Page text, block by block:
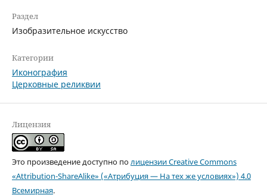
Раздел
Изобразительное искусство
Категории
Иконография
Церковные реликвии
Лицензия
Это произведение доступно по лицензии Creative Commons
«Attribution-ShareAlike» («Атрибуция — На тех же условиях») 4.0
Всемирная.